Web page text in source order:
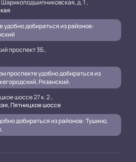
д. 1 ,
удобно добираться из районов:
.
проспект 3Б ,
проспекте удобно добираться из
Рязанский..
шоссе 27 к. 2 ,
Пятницкое шоссе
добираться из районов: Тушино,